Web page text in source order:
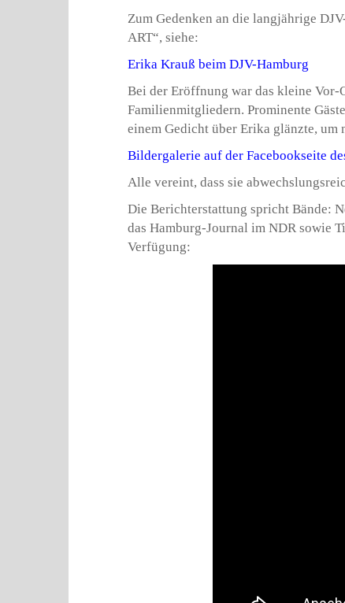
Zum Gedenken an die langjährige
ART“, siehe:
Erika Krauß beim DJV-Hamburg
Bei der Eröffnung war das kleine
Familienmitgliedern. Prominente
einem Gedicht über Erika glänzte, um
Bildergalerie auf der Facebookseite
Alle vereint, dass sie
Die Berichterstattung spricht Bände:
das Hamburg-Journal im NDR sowie
Verfügung: